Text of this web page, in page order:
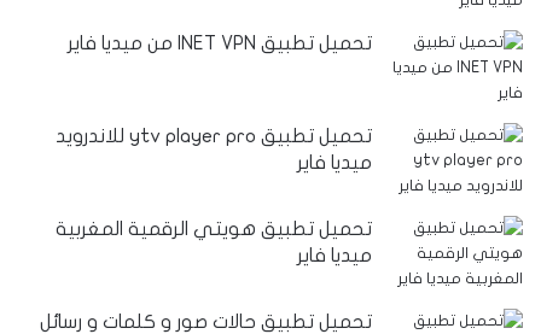
تحميل تطبيق INET VPN من ميديا فاير
تحميل تطبيق ytv player pro للاندرويد
ميديا فاير
تحميل تطبيق هويتي الرقمية المغربية
ميديا فاير
تحميل تطبيق حالات صور و كلمات و رسائل